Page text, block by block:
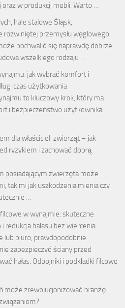
w produkcji mebli. Warto …
hale stalowe Śląsk,
rozwiniętej przemysłu węglowego,
pochwalić się naprawdę dobrze
wszelkiego rodzaju …
jak wybrać komfort i
czas użytkowania
to kluczowy krok, który ma
i bezpieczeństwo użytkownika.
dla właścicieli zwierząt – jak
ryzykiem i zachować dobrą
posiadającym zwierzęta może
takimi jak uszkodzenia mienia czy
…
w wynajmie: skuteczne
redukcja hałasu bez wiercenia
lub biuro, prawdopodobnie
zabezpieczyć ściany przed
hałas. Odbojniki i podkładki filcowe
może zrewolucjonizować branżę